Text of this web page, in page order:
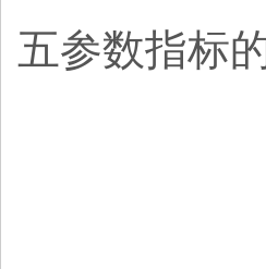
五参数指标